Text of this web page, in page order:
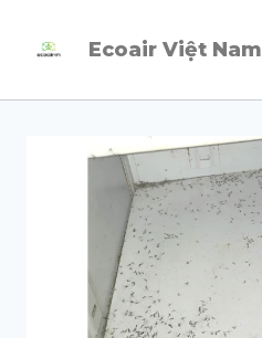
Ecoair Việt Nam